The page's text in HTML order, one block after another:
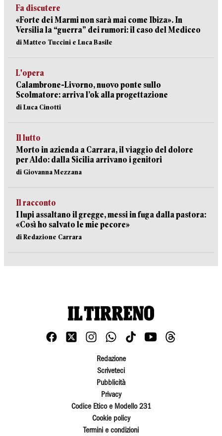
Fa discutere
«Forte dei Marmi non sarà mai come Ibiza». In
Versilia la “guerra” dei rumori: il caso del Mediceo
di Matteo Tuccini e Luca Basile
L'opera
Calambrone-Livorno, nuovo ponte sullo
Scolmatore: arriva l’ok alla progettazione
di Luca Cinotti
Il lutto
Morto in azienda a Carrara, il viaggio del dolore
per Aldo: dalla Sicilia arrivano i genitori
di Giovanna Mezzana
Il racconto
I lupi assaltano il gregge, messi in fuga dalla pastora:
«Così ho salvato le mie pecore»
di Redazione Carrara
Redazione
Scriveteci
Pubblicità
Privacy
Codice Etico e Modello 231
Cookie policy
Termini e condizioni